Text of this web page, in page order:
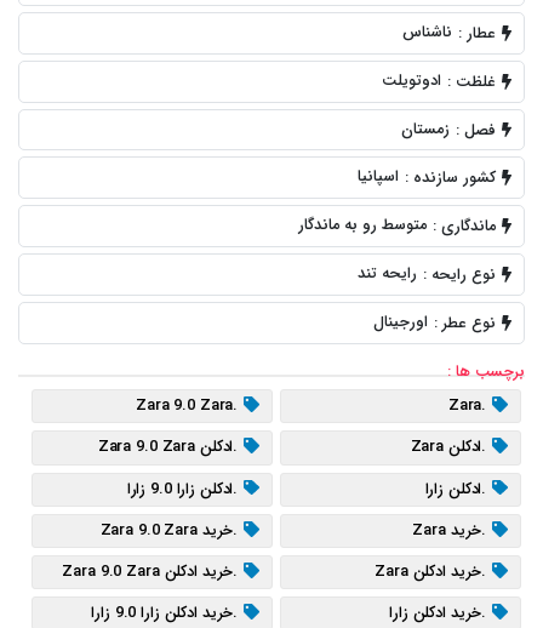
عطار : ناشناس
غلظت : ادوتویلت
فصل : زمستان
کشور سازنده : اسپانیا
ماندگاری : متوسط رو به ماندگار
نوع رایحه : رایحه تند
نوع عطر : اورجینال
برچسب ها :
.Zara
.Zara 9.0 Zara
.ادکلن Zara
.ادکلن Zara 9.0 Zara
.ادکلن زارا
.ادکلن زارا 9.0 زارا
.خرید Zara
.خرید Zara 9.0 Zara
.خرید ادکلن Zara
.خرید ادکلن Zara 9.0 Zara
.خرید ادکلن زارا
.خرید ادکلن زارا 9.0 زارا